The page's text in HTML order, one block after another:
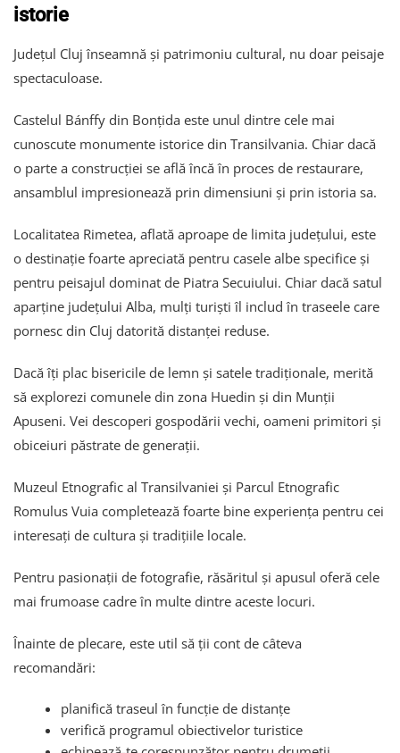
istorie
Județul Cluj înseamnă și patrimoniu cultural, nu doar peisaje
spectaculoase.
Castelul Bánffy din Bonțida este unul dintre cele mai
cunoscute monumente istorice din Transilvania. Chiar dacă
o parte a construcției se află încă în proces de restaurare,
ansamblul impresionează prin dimensiuni și prin istoria sa.
Localitatea Rimetea, aflată aproape de limita județului, este
o destinație foarte apreciată pentru casele albe specifice și
pentru peisajul dominat de Piatra Secuiului. Chiar dacă satul
aparține județului Alba, mulți turiști îl includ în traseele care
pornesc din Cluj datorită distanței reduse.
Dacă îți plac bisericile de lemn și satele tradiționale, merită
să explorezi comunele din zona Huedin și din Munții
Apuseni. Vei descoperi gospodării vechi, oameni primitori și
obiceiuri păstrate de generații.
Muzeul Etnografic al Transilvaniei și Parcul Etnografic
Romulus Vuia completează foarte bine experiența pentru cei
interesați de cultura și tradițiile locale.
Pentru pasionații de fotografie, răsăritul și apusul oferă cele
mai frumoase cadre în multe dintre aceste locuri.
Înainte de plecare, este util să ții cont de câteva
recomandări:
planifică traseul în funcție de distanțe
verifică programul obiectivelor turistice